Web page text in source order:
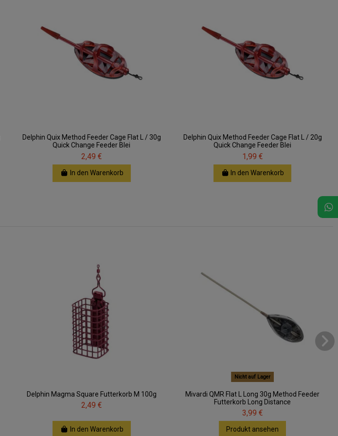
Delphin Quix Method Feeder Cage Flat L / 30g
Quick Change Feeder Blei
2,49 €
In den Warenkorb
Delphin Quix Method Feeder Cage Flat L / 20g
Quick Change Feeder Blei
1,99 €
In den Warenkorb
Delphin Magma Square Futterkorb M 100g
2,49 €
In den Warenkorb
Nicht auf Lager
Mivardi QMR Flat L Long 30g Method Feeder
Futterkorb Long Distance
3,99 €
Produkt ansehen